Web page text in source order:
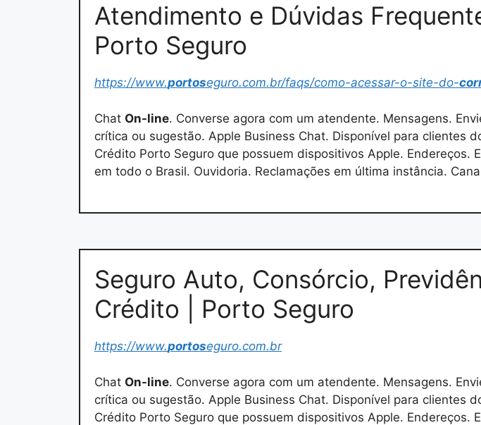
Atendimento e Dúvidas
Porto Seguro
https://www.portoseguro.com.br/faqs/como-acessar-o-site-do-
Chat On-line. Converse agora com um atendente. Mensagens.
crítica ou sugestão. Apple Business Chat. Disponível para clientes
Crédito Porto Seguro que possuem dispositivos Apple. Endereços.
em todo o Brasil. Ouvidoria. Reclamações em última instância.
Seguro Auto, Consórcio,
Crédito | Porto Seguro
https://www.portoseguro.com.br
Chat On-line. Converse agora com um atendente. Mensagens.
crítica ou sugestão. Apple Business Chat. Disponível para clientes
Crédito Porto Seguro que possuem dispositivos Apple. Endereços.